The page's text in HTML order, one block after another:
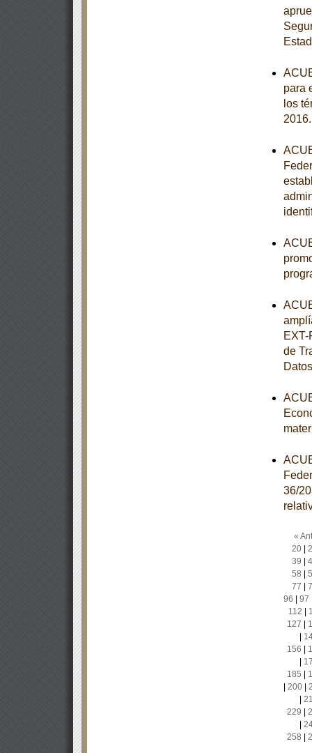
para
los
de
36/
«
20|
39
58
77
96
97
112
127
156
185
200|
229
258